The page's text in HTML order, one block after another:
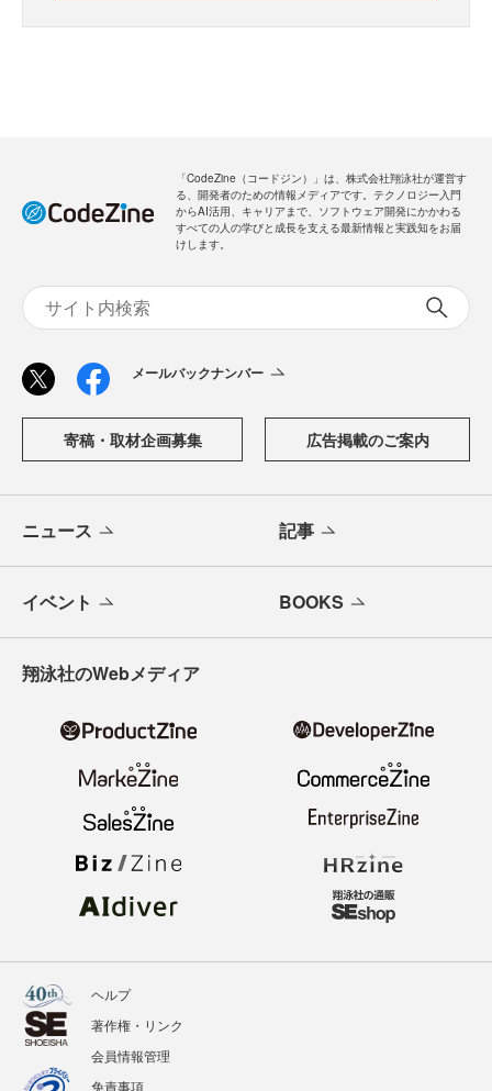
「CodeZine（コードジン）」は、株式会社翔泳社が運営す
る、開発者のための情報メディアです。テクノロジー入門
からAI活用、キャリアまで、ソフトウェア開発にかかわる
すべての人の学びと成長を支える最新情報と実践知をお届
けします。
メールバックナンバー
寄稿・取材企画募集 広告掲載のご案内
ニュース 記事
イベント BOOKS
翔泳社のWebメディア
ヘルプ
著作権・リンク
会員情報管理
免責事項